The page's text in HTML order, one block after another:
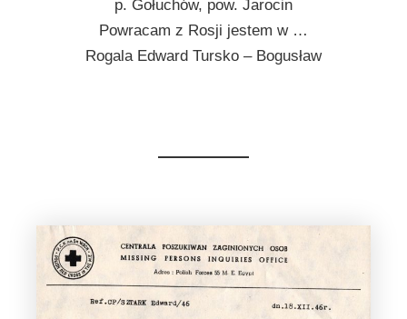
p. Gołuchów, pow. Jarocin
Powracam z Rosji jestem w …
Rogala Edward Tursko – Bogusław